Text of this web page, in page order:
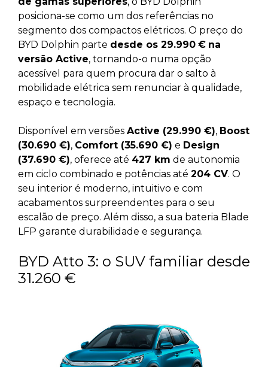
posiciona-se como um dos referências no
segmento dos compactos elétricos. O preço do
BYD Dolphin parte desde os 29.990 € na
versão Active, tornando-o numa opção
acessível para quem procura dar o salto à
mobilidade elétrica sem renunciar à qualidade,
espaço e tecnologia.
Disponível em versões Active (29.990 €), Boost
(30.690 €), Comfort (35.690 €) e Design
(37.690 €), oferece até 427 km de autonomia
em ciclo combinado e potências até 204 CV. O
seu interior é moderno, intuitivo e com
acabamentos surpreendentes para o seu
escalão de preço. Além disso, a sua bateria Blade
LFP garante durabilidade e segurança.
BYD Atto 3: o SUV familiar desde
31.260 €